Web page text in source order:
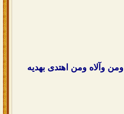
ومن وآلاه ومن اهتدى بهديه